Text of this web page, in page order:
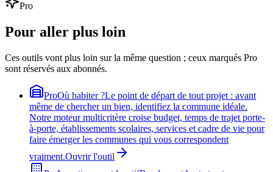
Pro
Pour aller plus loin
Ces outils vont plus loin sur la même question ; ceux marqués Pro
sont réservés aux abonnés.
ProOù habiter ?Le point de départ de tout projet : avant
même de chercher un bien, identifiez la commune idéale.
Notre moteur multicritère croise budget, temps de trajet porte-
à-porte, établissements scolaires, services et cadre de vie pour
faire émerger les communes qui vous correspondent
vraiment.Ouvrir l'outil